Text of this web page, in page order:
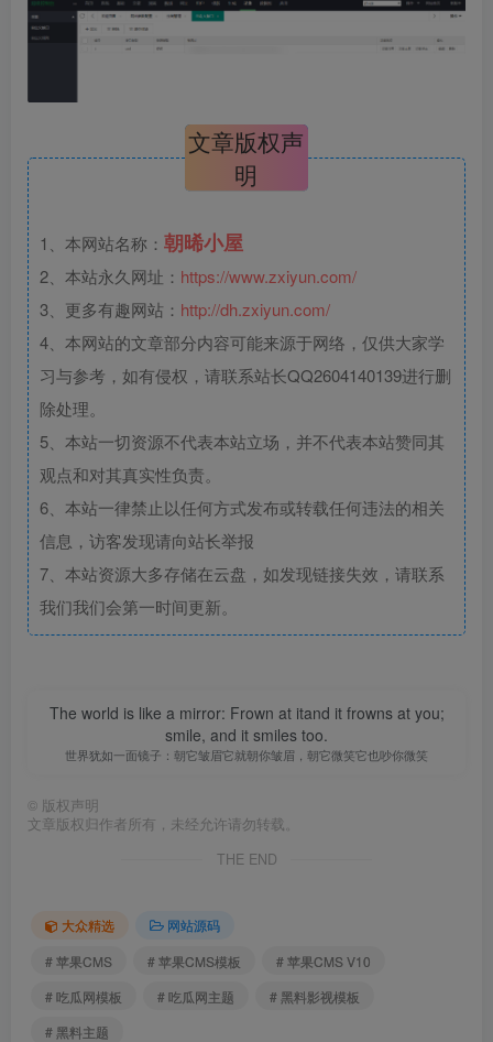
文章版权声
明
1、本网站名称： 朝晞小屋
2、本站永久网址： https://www.zxiyun.com/
3、更多有趣网站： http://dh.zxiyun.com/
4、本网站的文章部分内容可能来源于网络，仅供大家学
习与参考，如有侵权，请联系站长QQ2604140139进行删
除处理。
5、本站一切资源不代表本站立场，并不代表本站赞同其
观点和对其真实性负责。
6、本站一律禁止以任何方式发布或转载任何违法的相关
信息，访客发现请向站长举报
7、本站资源大多存储在云盘，如发现链接失效，请联系
我们我们会第一时间更新。
The world is like a mirror: Frown at itand it frowns at you;
smile, and it smiles too.
世界犹如一面镜子：朝它皱眉它就朝你皱眉，朝它微笑它也吵你微笑
© 版权声明
文章版权归作者所有，未经允许请勿转载。
THE END
大众精选
网站源码
# 苹果CMS
# 苹果CMS模板
# 苹果CMS V10
# 吃瓜网模板
# 吃瓜网主题
# 黑料影视模板
# 黑料主题